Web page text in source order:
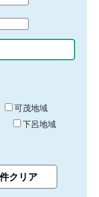
可茂地域
下呂地域